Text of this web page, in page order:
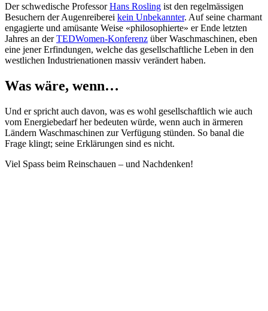
Der schwedische ProfessorHans Rosling ist den regelmässigen
Besuchern der Augenreiberei kein Unbekannter. Auf seine charmant
engagierte und amüsante Weise «philosophierte» er Ende letzten
Jahres an derTEDWomen-Konferenz über Waschmaschinen, eben
eine jener Erfindungen, welche das gesellschaftliche Leben in den
westlichen Industrienationen massiv verändert haben.
Was wäre, wenn…
Und er spricht auch davon, was es wohl gesellschaftlich wie auch
vom Energiebedarf her bedeuten würde, wenn auch in ärmeren
Ländern Waschmaschinen zur Verfügung stünden. So banal die
Frage klingt; seine Erklärungen sind es nicht.
Viel Spass beim Reinschauen – und Nachdenken!